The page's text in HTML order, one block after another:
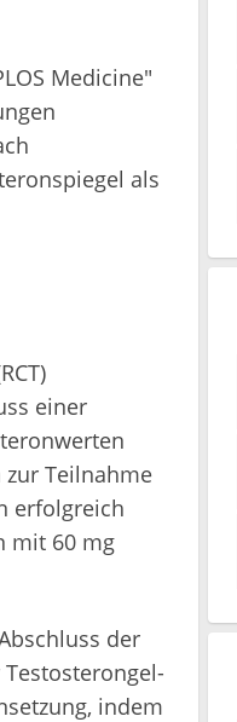
Medicine"
als
einer
Teilnahme
erfolgreich
mit 60 mg
der
indem